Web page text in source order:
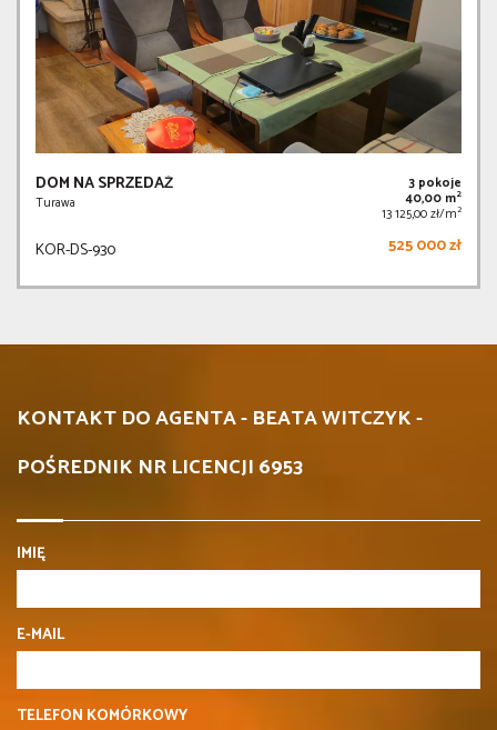
DOM NA SPRZEDAŻ
Turawa
3 pokoje
40,00 m2
13 125,00 zł/m2
KOR-DS-930 525 000 zł
KONTAKT DO AGENTA - BEATA WITCZYK -
POŚREDNIK NR LICENCJI 6953
IMIĘ
E-MAIL
TELEFON KOMÓRKOWY